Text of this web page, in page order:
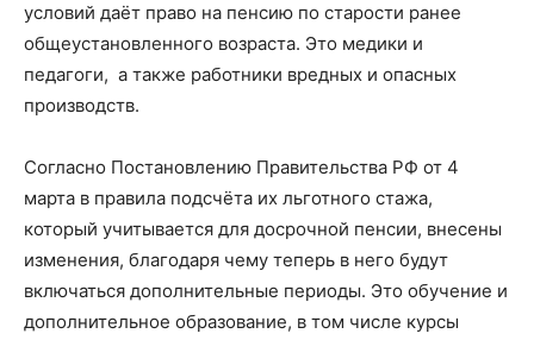
условий даёт право на пенсию по старости ранее
общеустановленного возраста. Это медики и
педагоги, а также работники вредных и опасных
производств.
Согласно Постановлению Правительства РФ от 4
марта в правила подсчёта их льготного стажа,
который учитывается для досрочной пенсии, внесены
изменения, благодаря чему теперь в него будут
включаться дополнительные периоды. Это обучение и
дополнительное образование, в том числе курсы